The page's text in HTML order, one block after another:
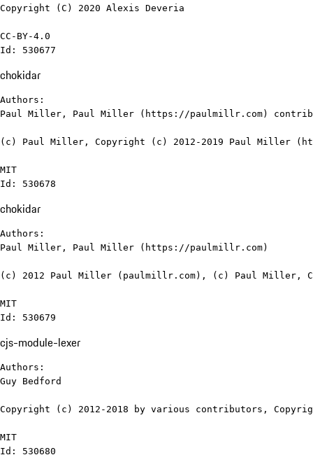
Copyright (C) 2020 Alexis Deveria
CC-BY-4.0
Id: 530677
chokidar
Authors:
Paul Miller, Paul Miller (https://paulmillr.com)
(c) Paul Miller, Copyright (c) 2012-2019 Paul Miller
MIT
Id: 530678
chokidar
Authors:
Paul Miller, Paul Miller (https://paulmillr.com)
(c) 2012 Paul Miller (paulmillr.com), (c) Paul Miller,
MIT
Id: 530679
cjs-module-lexer
Authors:
Guy Bedford
Copyright (c) 2012-2018 by various contributors,
MIT
Id: 530680